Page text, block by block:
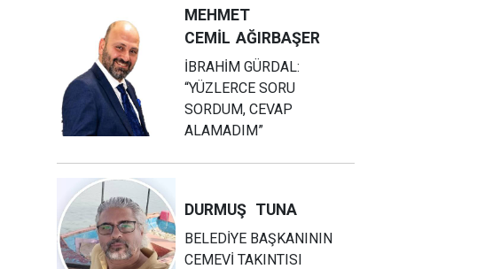
MEHMET
CEMİL AĞIRBAŞER
İBRAHİM GÜRDAL:
“YÜZLERCE SORU
SORDUM, CEVAP
ALAMADIM”
DURMUŞ TUNA
BELEDİYE BAŞKANININ
CEMEVİ TAKINTISI